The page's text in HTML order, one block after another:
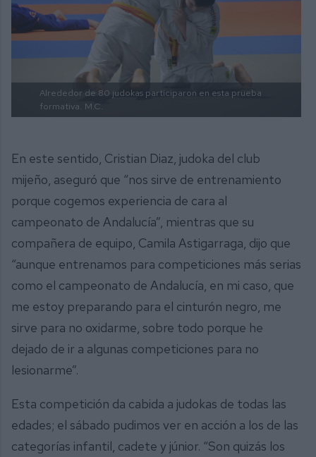
Alrededor de 80 judokas participaron en esta prueba
formativa. M.C.
En este sentido, Cristian Diaz, judoka del club
mijeño, aseguró que “nos sirve de entrenamiento
porque cogemos experiencia de cara al
campeonato de Andalucía”, mientras que su
compañera de equipo, Camila Astigarraga, dijo que
“aunque entrenamos para competiciones más serias
como el campeonato de Andalucía, en mi caso, que
me estoy preparando para el cinturón negro, me
sirve para no oxidarme, sobre todo porque he
dejado de ir a algunas competiciones para no
lesionarme”.
Esta competición da cabida a judokas de todas las
edades; el sábado pudimos ver en acción a los de las
categorías infantil, cadete y júnior. “Son quizás los